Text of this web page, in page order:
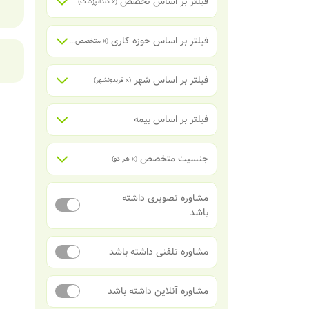
فیلتر بر اساس حوزه کاری (x متخصص جراحی لثه (پریودنتیست) )
فیلتر بر اساس شهر (x فریدونشهر)
فیلتر بر اساس بیمه
جنسیت متخصص (x هر دو)
مشاوره تصویری داشته
باشد
مشاوره تلفنی داشته باشد
مشاوره آنلاین داشته باشد